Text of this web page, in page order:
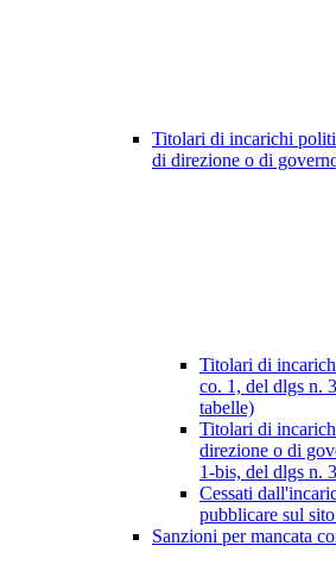
Titolari di incarichi
di direzione o di
Titolari di
co. 1, del dlgs n.
tabelle)
Titolari di
direzione o di
1-bis, del dlgs n.
Cessati
pubblicare sul
Sanzioni per mancata